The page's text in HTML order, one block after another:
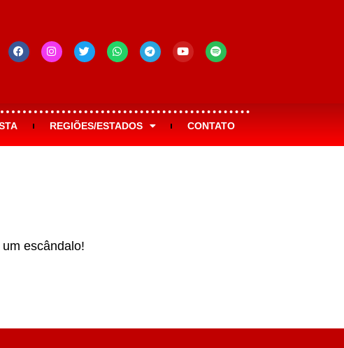
REGIÕES/ESTADOS CONTATO
escândalo!